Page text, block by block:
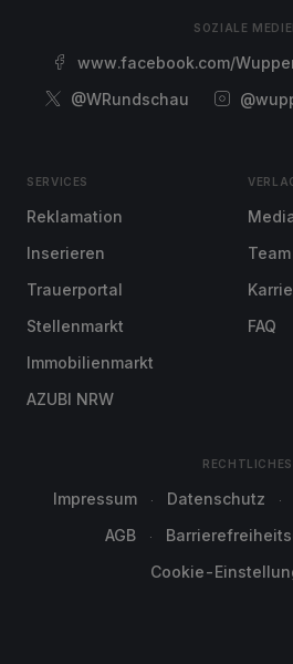
SOZIALE
www.facebook.com/
@WRundschau
SERVICES
Reklamation
Inserieren
Trauerportal
Stellenmarkt
Immobilienmarkt
AZUBI NRW
Team
FAQ
RECHTLICHES
Impressum Datenschutz
AGB
Cookie-